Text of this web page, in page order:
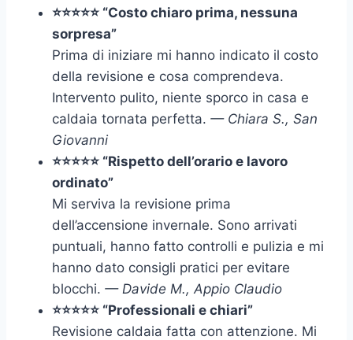
⭐⭐⭐⭐⭐ “Costo chiaro prima, nessuna
sorpresa”
Prima di iniziare mi hanno indicato il costo
della revisione e cosa comprendeva.
Intervento pulito, niente sporco in casa e
caldaia tornata perfetta. — Chiara S., San
Giovanni
⭐⭐⭐⭐⭐ “Rispetto dell’orario e lavoro
ordinato”
Mi serviva la revisione prima
dell’accensione invernale. Sono arrivati
puntuali, hanno fatto controlli e pulizia e mi
hanno dato consigli pratici per evitare
blocchi. — Davide M., Appio Claudio
⭐⭐⭐⭐⭐ “Professionali e chiari”
Revisione caldaia fatta con attenzione. Mi